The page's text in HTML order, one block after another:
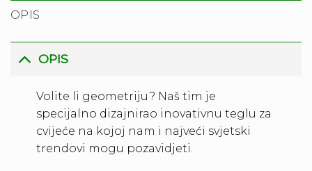
OPIS
OPIS
Volite li geometriju? Naš tim je
specijalno dizajnirao inovativnu teglu za
cvijeće na kojoj nam i najveći svjetski
trendovi mogu pozavidjeti.